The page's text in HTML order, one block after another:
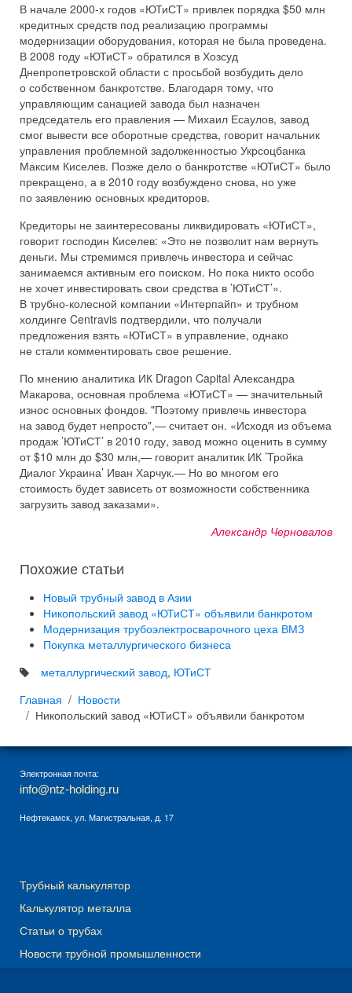
В начале 2000-х годов «ЮТиСТ» привлек порядка $50 млн
кредитных средств под реализацию программы
модернизации оборудования, которая не была проведена.
В 2008 году «ЮТиСТ» обратился в Хозсуд
Днепропетровской области с просьбой возбудить дело
о собственном банкротстве. Благодаря тому, что
управляющим санацией завода был назначен
председатель его правления — Михаил Есаулов, завод
смог вывести все оборотные средства, говорит начальник
управления проблемной задолженностью Укрсоцбанка
Максим Киселев. Позже дело о банкротстве «ЮТиСТ» было
прекращено, а в 2010 году возбуждено снова, но уже
по заявлению основных кредиторов.
Кредиторы не заинтересованы ликвидировать «ЮТиСТ»,
говорит господин Киселев: «Это не позволит нам вернуть
деньги. Мы стремимся привлечь инвестора и сейчас
занимаемся активным его поиском. Но пока никто особо
не хочет инвестировать свои средства в ’ЮТиСТ’».
В трубно-колесной компании «Интерпайп» и трубном
холдинге Centravis подтвердили, что получали
предложения взять «ЮТиСТ» в управление, однако
не стали комментировать свое решение.
По мнению аналитика ИК Dragon Capital Александра
Макарова, основная проблема «ЮТиСТ» — значительный
износ основных фондов. "Поэтому привлечь инвестора
на завод будет непросто",— считает он. «Исходя из объема
продаж ’ЮТиСТ’ в 2010 году, завод можно оценить в сумму
от $10 млн до $30 млн,— говорит аналитик ИК ’Тройка
Диалог Украина’ Иван Харчук.— Но во многом его
стоимость будет зависеть от возможности собственника
загрузить завод заказами».
Александр Черновалов
Похожие статьи
Новый трубный завод в Азии
Никопольский завод «ЮТиСТ» объявили банкротом
Модернизация трубоэлектросварочного цеха ВМЗ
Покупка металлургического бизнеса
металлургический завод, ЮТиСТ
Главная
Новости
Никопольский завод «ЮТиСТ» объявили банкротом
Электронная почта:
info@ntz-holding.ru
Нефтекамск, ул. Магистральная, д. 17
Трубный калькулятор
Калькулятор металла
Статьи о трубах
Новости трубной промышленности